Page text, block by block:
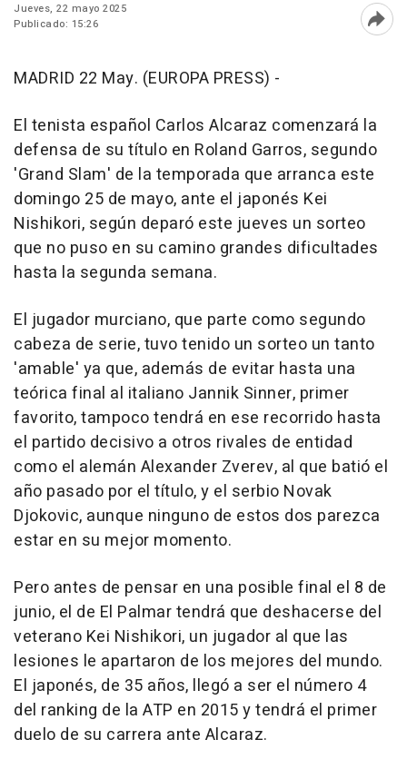
Jueves, 22 mayo 2025
Publicado: 15:26
MADRID 22 May. (EUROPA PRESS) -
El tenista español Carlos Alcaraz comenzará la
defensa de su título en Roland Garros, segundo
'Grand Slam' de la temporada que arranca este
domingo 25 de mayo, ante el japonés Kei
Nishikori, según deparó este jueves un sorteo
que no puso en su camino grandes dificultades
hasta la segunda semana.
El jugador murciano, que parte como segundo
cabeza de serie, tuvo tenido un sorteo un tanto
'amable' ya que, además de evitar hasta una
teórica final al italiano Jannik Sinner, primer
favorito, tampoco tendrá en ese recorrido hasta
el partido decisivo a otros rivales de entidad
como el alemán Alexander Zverev, al que batió el
año pasado por el título, y el serbio Novak
Djokovic, aunque ninguno de estos dos parezca
estar en su mejor momento.
Pero antes de pensar en una posible final el 8 de
junio, el de El Palmar tendrá que deshacerse del
veterano Kei Nishikori, un jugador al que las
lesiones le apartaron de los mejores del mundo.
El japonés, de 35 años, llegó a ser el número 4
del ranking de la ATP en 2015 y tendrá el primer
duelo de su carrera ante Alcaraz.